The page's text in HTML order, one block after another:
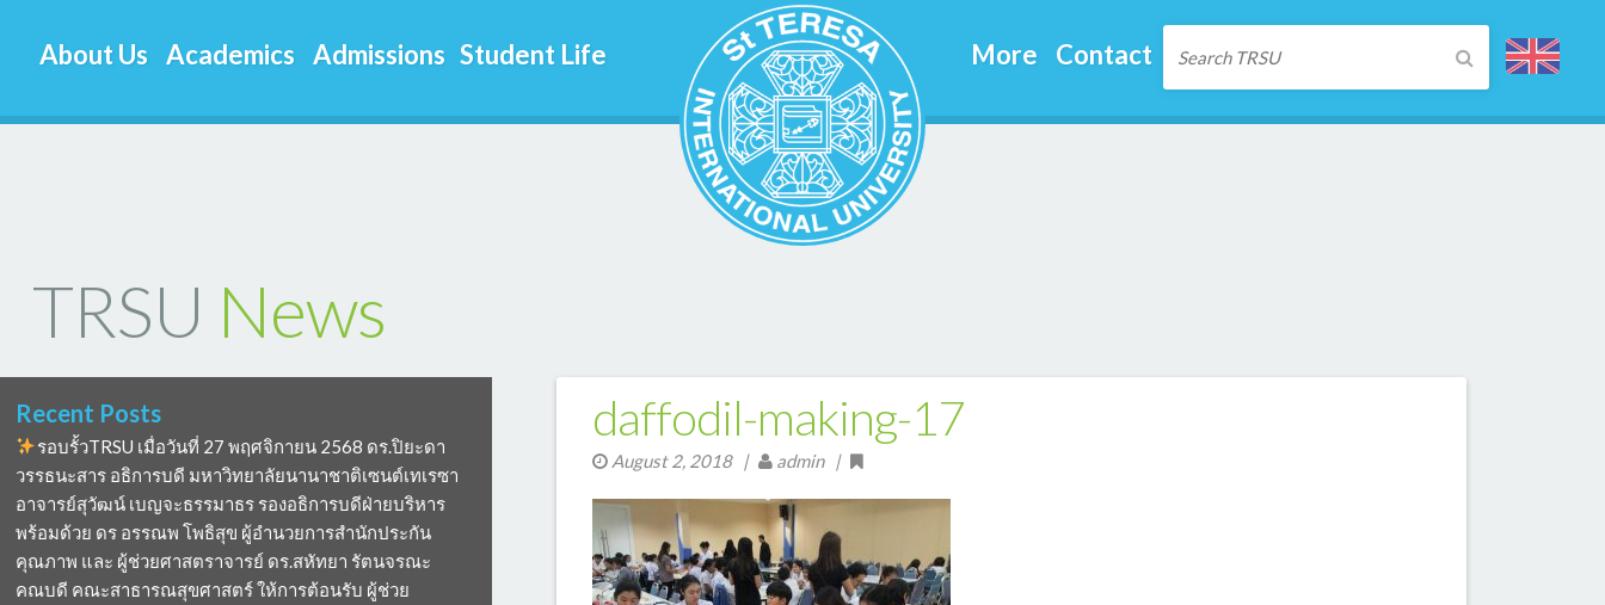
About Us Academics Admissions Student Life More Contact
TRSU News
Recent Posts
รอบรั้วTRSU เมื่อวันที่ 27 พฤศจิกายน 2568 ดร.ปิยะดา
วรรธนะสาร อธิการบดี มหาวิทยาลัยนานาชาติเซนต์เทเรซา
อาจารย์สุวัฒน์ เบญจะธรรมาธร รองอธิการบดีฝ่ายบริหาร
พร้อมด้วย ดร อรรณพ โพธิสุข ผู้อำนวยการสำนักประกัน
คุณภาพ และ ผู้ช่วยศาสตราจารย์ ดร.สหัทยา รัตนจรณะ
คณบดี คณะสาธารณสุขศาสตร์ ให้การต้อนรับ ผู้ช่วย
daffodil-making-17
August 2, 2018| admin |